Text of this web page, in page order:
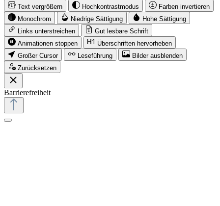
Text vergrößern Hochkontrastmodus
Farben invertieren
Monochrom
Niedrige Sättigung
Hohe Sättigung
Links unterstreichen
Gut lesbare Schrift
Animationen stoppen
Überschriften hervorheben
Großer Cursor
Leseführung
Bilder ausblenden
Zurücksetzen
Barrierefreiheit